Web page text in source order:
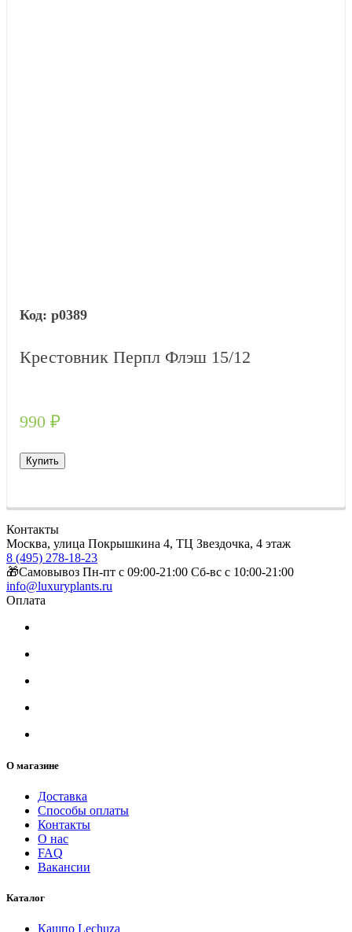
р0389
Крестовник Перпл Флэш 15/12
990 ₽
Купить
Контакты
Москва, улица Покрышкина 4, ТЦ Звездочка, 4 этаж
8 (495) 278-18-23
🎁Самовывоз Пн-пт с 09:00-21:00 Сб-вс с 10:00-21:00
info@luxuryplants.ru
Оплата
О магазине
Доставка
Способы оплаты
Контакты
О нас
FAQ
Вакансии
Каталог
Кашпо Lechuza